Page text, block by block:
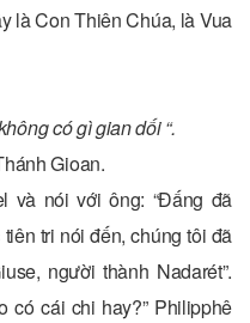
là Con Thiên Chúa, là Vua
có gì gian dối “.
Gioan.
và nói với ông: “Ðấng đã
tri nói đến, chúng tôi đã
người thành Nadarét”.
có cái chi hay?” Philipphê